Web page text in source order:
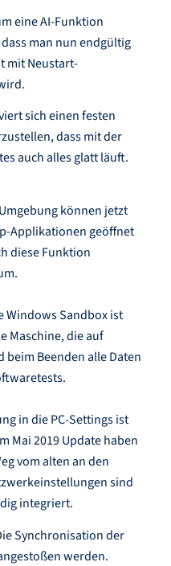
eine AI-Funktion
man nun endgültig
mit Neustart-
sich einen festen
dass mit der
auch alles glatt läuft.
können jetzt
Applikationen geöffnet
diese Funktion
Windows Sandbox ist
Maschine, die auf
Beenden alle Daten
in die PC-Settings ist
Mai 2019 Update haben
vom alten an den
sind
integriert.
Synchronisation der
werden.